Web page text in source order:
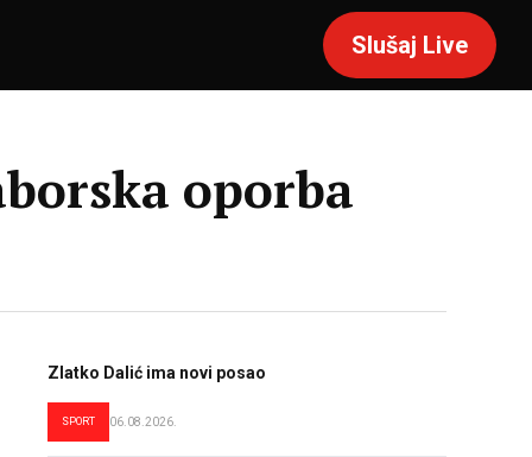
Slušaj Live
oporba
Zlatko Dalić ima novi posao
SPORT 06.08.2026.